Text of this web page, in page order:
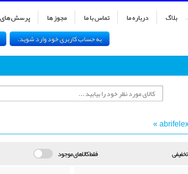
بلاگ درباره ما تماس با ما مجوز ها پرسش های
به حساب کاربری خود وارد شوید.
»
تخفیفی فقط کالاهای موجود